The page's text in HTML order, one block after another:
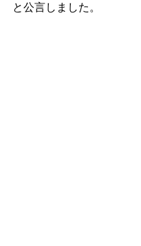
と公言しました。